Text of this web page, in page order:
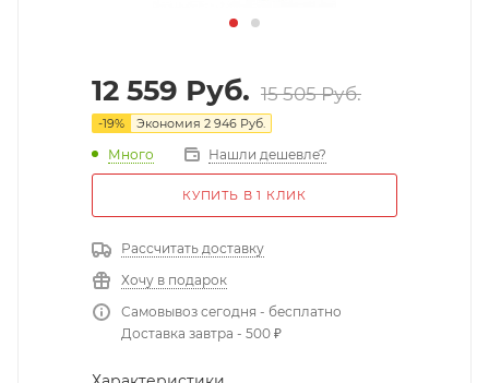
12 559 Руб. 15 505Руб.
-19% Экономия 2 946 Руб.
Много Нашли дешевле?
КУПИТЬ В 1 КЛИК
Рассчитать доставку
Хочу в подарок
Самовывоз сегодня - бесплатно
Доставка завтра - 500 ₽